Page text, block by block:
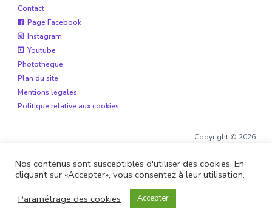
Contact
Page Facebook
Instagram
Youtube
Photothèque
Plan du site
Mentions légales
Politique relative aux cookies
Copyright © 2026
Nos contenus sont susceptibles d'utiliser des cookies. En
cliquant sur «Accepter», vous consentez à leur utilisation.
Paramétrage des cookies
Accepter